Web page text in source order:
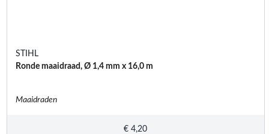
STIHL
Ronde maaidraad, Ø 1,4 mm x 16,0 m
Maaidraden
€ 4,20